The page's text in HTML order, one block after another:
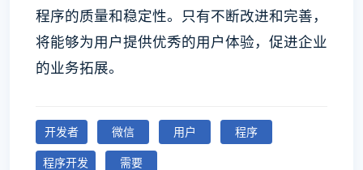
程序的质量和稳定性。只有不断改进和完善，
将能够为用户提供优秀的用户体验，促进企业
的业务拓展。
开发者 微信 用户
程序
程序开发
需要